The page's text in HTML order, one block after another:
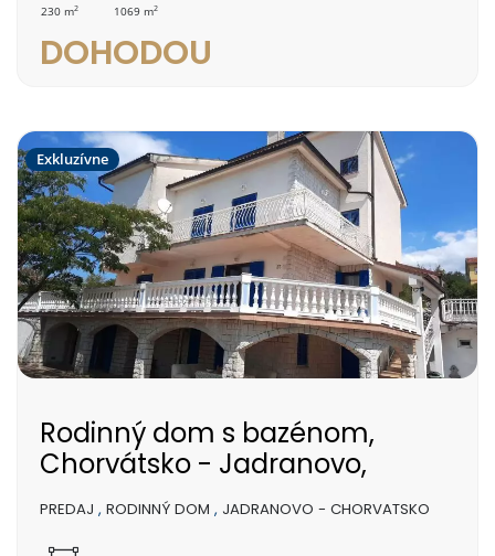
230 m2 1069 m2
DOHODOU
Exkluzívne
Rodinný dom s bazénom,
Chorvátsko - Jadranovo,
PREDAJ , RODINNÝ DOM , JADRANOVO - CHORVATSKO